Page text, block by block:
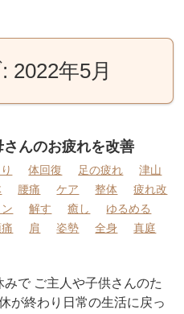
2022年5月
さんのお疲れを改善
体回復 足の疲れ
津山
腰痛 ケア 整体
疲れ改
解す 癒し
ゆるめる
肩 姿勢 全身
真庭
で ご主人や子供さんのた
終わり日常の生活に戻っ